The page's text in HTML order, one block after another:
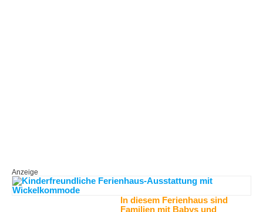
Anzeige
In diesem Ferienhaus sind
Familien mit Babys und